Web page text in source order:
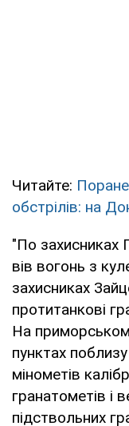
Читайте:
обстрілів: на
"По захисниках
вів вогонь з
захисниках
протитанкові
На
пунктах
мінометів
гранатометів і
підствольних